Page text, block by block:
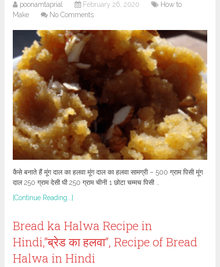
poonamtaprial February 26, 2020
How to
Make
No Comments
कैसे बनाते हैं मूंग दाल का हलवा मूंग दाल का हलवा सामग्री – 500 ग्राम पिसी मूंग
दाल 250 ग्राम देसी घी 250 ग्राम चीनी 1 छोटा चम्मच पिसी …
[Continue Reading...]
Bread ka Halwa Recipe in
Hindi,”ब्रेड का हलवा”, Recipe of Bread
Halwa in Hindi